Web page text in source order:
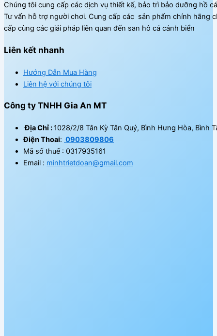
Chúng tôi cung cấp các dịch vụ thiết kế, bảo trì bảo dưỡng hồ
Tư vấn hỗ trợ người chơi. Cung cấp các sản phẩm chính hãng
cấp cùng các giải pháp liên quan đến san hô cá cảnh biển
Liên kết nhanh
Hướng Dẫn Mua Hàng
Liên hệ với chúng tôi
Công ty TNHH Gia An MT
Địa Chỉ :1028/2/8 Tân Kỳ Tân Quý, Bình Hưng Hòa, Bình
Điện Thoai: 0903809806
Mã số thuế : 0317935161
Email : minhtrietdoan@gmail.com